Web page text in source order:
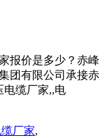
报价是多少？赤峰
团有限公司承接赤
电缆厂家,,电
厂家,